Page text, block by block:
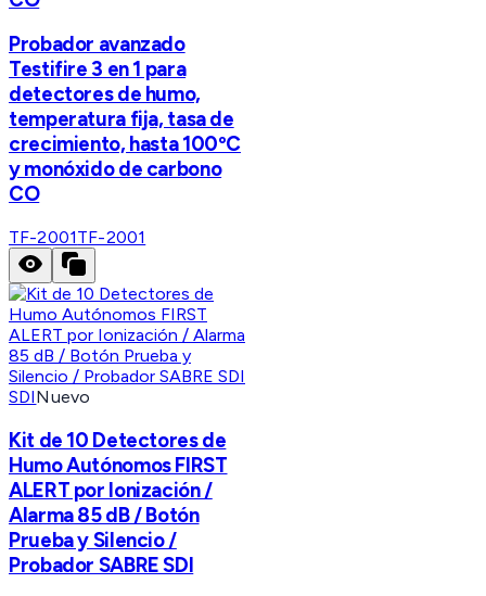
Probador avanzado
Testifire 3 en 1 para
detectores de humo,
temperatura fija, tasa de
crecimiento, hasta 100ºC
y monóxido de carbono
CO
TF-2001TF-2001
SDINuevo
Kit de 10 Detectores de
Humo Autónomos FIRST
ALERT por Ionización /
Alarma 85 dB / Botón
Prueba y Silencio /
Probador SABRE SDI